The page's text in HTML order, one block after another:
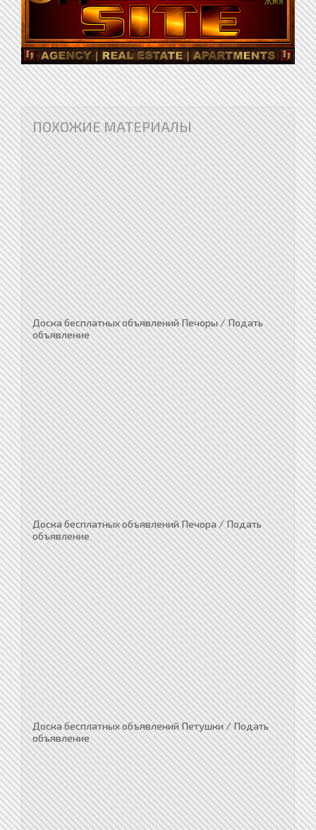
ПОХОЖИЕ МАТЕРИАЛЫ
Доска бесплатных объявлений Печоры / Подать
объявление
Доска бесплатных объявлений Печора / Подать
объявление
Доска бесплатных объявлений Петушки / Подать
объявление